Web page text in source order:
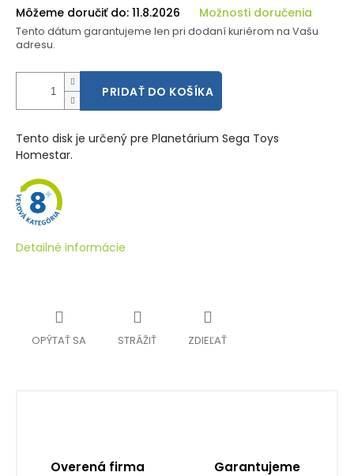
Môžeme doručiť do: 11.8.2026 Možnosti doručenia
Tento dátum garantujeme len pri dodaní kuriérom na Vašu
adresu.
PRIDAŤ DO KOŠÍKA
Tento disk je určený pre Planetárium Sega Toys
Homestar.
Detailné informácie
OPÝTAŤ SA STRÁŽIŤ ZDIEĽAŤ
Overená firma Garantujeme